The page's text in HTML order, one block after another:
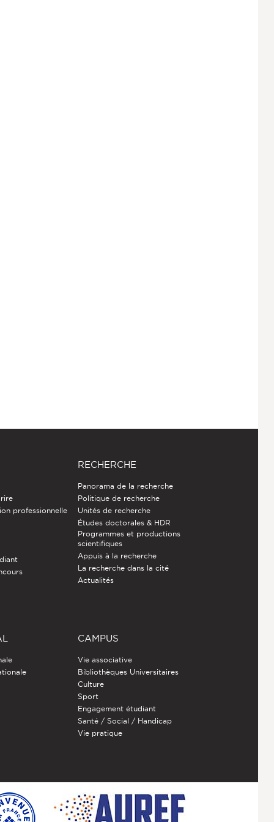
professionnelle
RECHERCHE
Panorama de la recherche
Politique de recherche
Unités de recherche
Études doctorales & HDR
Programmes et productions
scientifiques
Appuis à la recherche
La recherche dans la cité
Actualités
CAMPUS
Vie associative
Bibliothèques Universitaires
Culture
Sport
Engagement étudiant
Santé / Social / Handicap
Vie pratique